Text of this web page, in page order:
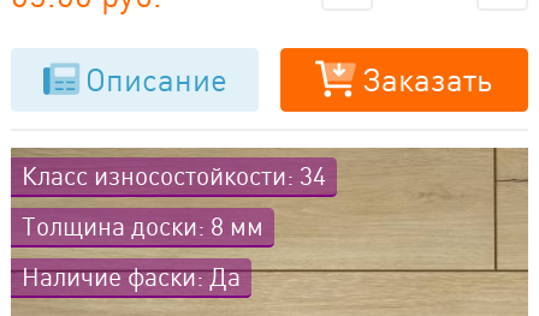
Описание Заказать
Класс износостойкости: 34
Толщина доски: 8 мм
Наличие фаски: Да